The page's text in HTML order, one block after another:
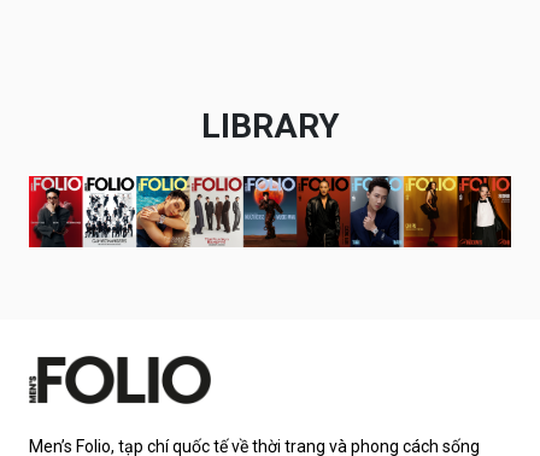
LIBRARY
Men’s Folio, tạp chí quốc tế về thời trang và phong cách sống